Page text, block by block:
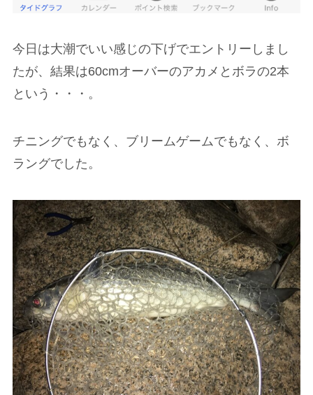
今日は大潮でいい感じの下げでエントリーしまし
たが、結果は60cmオーバーのアカメとボラの2本
という・・・。
チニングでもなく、ブリームゲームでもなく、ボ
ラングでした。